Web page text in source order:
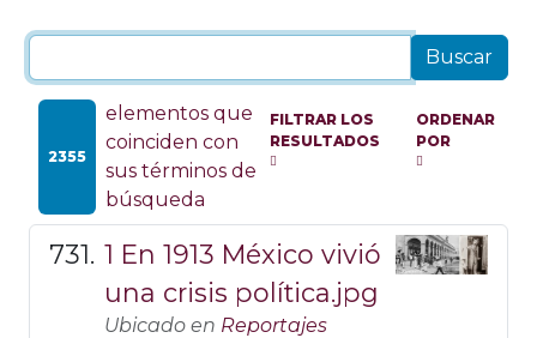
2355
elementos que
coinciden con
sus términos de
búsqueda
FILTRAR LOS
RESULTADOS
ORDENAR
POR
1 En 1913 México vivió
una crisis política.jpg
Ubicado en Reportajes